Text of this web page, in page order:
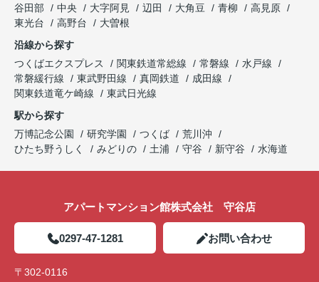
谷田部
中央 大字阿見 辺田 大角豆 青柳
高見原
東光台
高野台
大曽根
沿線から探す
つくばエクスプレス
関東鉄道常総線 常磐線
水戸線
常磐緩行線
東武野田線 真岡鉄道
成田線
関東鉄道竜ケ崎線
東武日光線
駅から探す
万博記念公園
研究学園 つくば
荒川沖
ひたち野うしく
みどりの 土浦 守谷 新守谷 水海道
アパートマンション館株式会社 守谷店
0297-47-1281 お問い合わせ
〒302-0116